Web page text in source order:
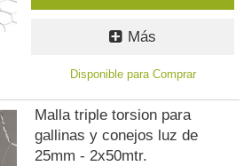
Más
Disponible para Comprar
Malla triple torsion para
gallinas y conejos luz de
25mm - 2x50mtr.